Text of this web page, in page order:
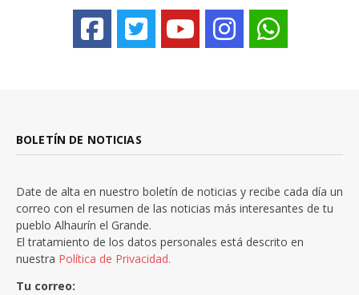
BOLETÍN DE NOTICIAS
Date de alta en nuestro boletín de noticias y recibe cada día un
correo con el resumen de las noticias más interesantes de tu
pueblo Alhaurín el Grande.
El tratamiento de los datos personales está descrito en
nuestra Política de Privacidad.
Tu correo: